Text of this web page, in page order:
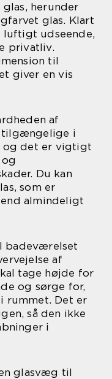
herunder
glas. Klart
luftigt udseende,
privatliv.
til
giver en vis
af
tilgængelige i
og det er vigtigt
Du kan
som er
almindeligt
badeværelset
af
tage højde for
og sørge for,
rummet. Det er
så den ikke
i
glasvæg til